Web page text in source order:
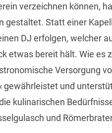
verzeichnen können,
gestaltet. Statt einer
DJ erfolgen, welcher
etwas bereit hält. Wie es
Versorgung
gewährleistet und
kulinarischen
und